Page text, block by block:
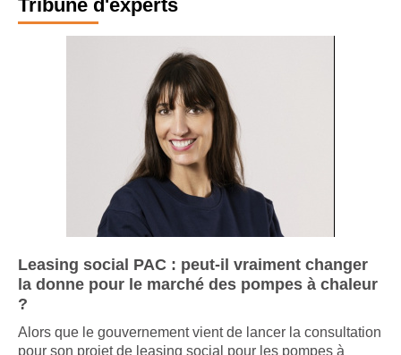
Tribune d'experts
Leasing social PAC : peut-il vraiment changer
la donne pour le marché des pompes à chaleur
Alors que le gouvernement vient de lancer la consultation